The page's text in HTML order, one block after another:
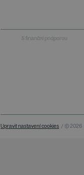
S finanční podporou
Upravit nastavení cookies / © 2026